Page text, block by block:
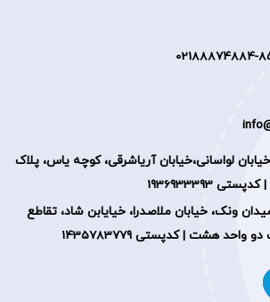
2188874884-
لواسانی،خیابان آریاشرقی، کوچه یاس، پلاک
1936933393
ونک، خیابان ملاصدرا، خیایابن شاد، تقاطع
هشت | کدپستی 1435783779